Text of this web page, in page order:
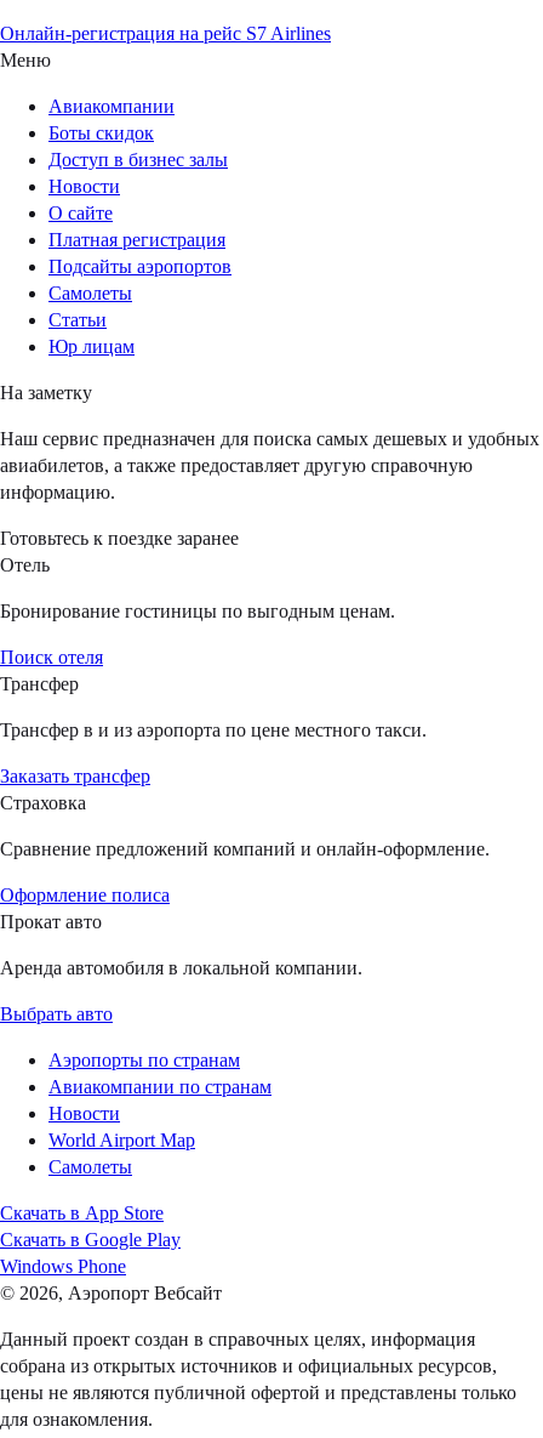
Онлайн-регистрация на рейс S7 Airlines
Меню
Авиакомпании
Боты скидок
Доступ в бизнес залы
Новости
О сайте
Платная регистрация
Подсайты аэропортов
Самолеты
Статьи
Юр лицам
На заметку
Наш сервис предназначен для поиска самых дешевых и удобных
авиабилетов, а также предоставляет другую справочную
информацию.
Готовьтесь к поездке заранее
Отель
Бронирование гостиницы по выгодным ценам.
Поиск отеля
Трансфер
Трансфер в и из аэропорта по цене местного такси.
Заказать трансфер
Страховка
Сравнение предложений компаний и онлайн-оформление.
Оформление полиса
Прокат авто
Аренда автомобиля в локальной компании.
Выбрать авто
Аэропорты по странам
Авиакомпании по странам
Новости
World Airport Map
Самолеты
Скачать в App Store
Скачать в Google Play
Windows Phone
© 2026, Аэропорт Вебсайт
Данный проект создан в справочных целях, информация
собрана из открытых источников и официальных ресурсов,
цены не являются публичной офертой и представлены только
для ознакомления.